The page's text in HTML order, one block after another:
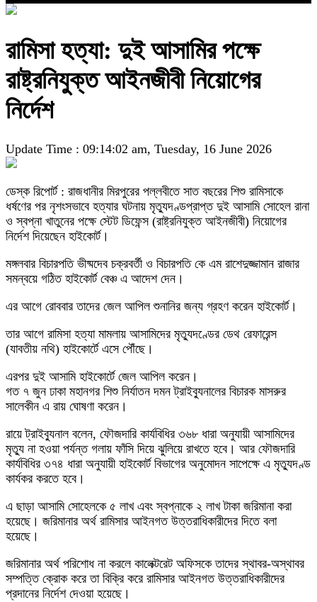
রামিসা হত্যা: দুই আসামির পক্ষে
রাষ্ট্রনিযুক্ত আইনজীবী নিয়োগের
নির্দেশ
Update Time : 09:14:02 am, Tuesday, 16 June 2026
ডেস্ক রিপোর্ট : রাজধানীর মিরপুরের পল্লবীতে সাত বছরের শিশু রামিসাকে
ধর্ষণের পর নৃশংসভাবে হত্যার ঘটনায় মৃত্যুদণ্ডপ্রাপ্ত দুই আসামি সোহেল রানা
ও স্বপ্না খাতুনের পক্ষে স্টেট ডিফেন্স (রাষ্ট্রনিযুক্ত আইনজীবী) নিয়োগের
নির্দেশ দিয়েছেন হাইকোর্ট।
মঙ্গলবার বিচারপতি ভীষ্মদেব চক্রবর্তী ও বিচারপতি কে এম রাশেদুজ্জামান রাজার
সমন্বয়ে গঠিত হাইকোর্ট বেঞ্চ এ আদেশ দেন।
এর আগে রোববার তাদের জেল আপিল শুনানির জন্য গ্রহণ করেন হাইকোর্ট।
তার আগে রামিসা হত্যা মামলায় আসামিদের মৃত্যুদণ্ডের ডেথ রেফারেন্স
(যাবতীয় নথি) হাইকোর্টে এসে পৌঁছে।
এরপর দুই আসামি হাইকোর্টে জেল আপিল করেন।
গত ৭ জুন ঢাকা মহানগর শিশু নির্যাতন দমন ট্রাইব্যুনালের বিচারক মাসরুর
সালেকীন এ রায় ঘোষণা করেন।
রায়ে ট্রাইব্যুনাল বলেন, ফৌজদারি কার্যবিধির ৩৬৮ ধারা অনুযায়ী আসামিদের
মৃত্যু না হওয়া পর্যন্ত গলায় ফাঁসি দিয়ে ঝুলিয়ে রাখতে হবে। আর ফৌজদারি
কার্যবিধির ৩৭৪ ধারা অনুযায়ী হাইকোর্ট বিভাগের অনুমোদন সাপেক্ষে এ মৃত্যুদণ্ড
কার্যকর করতে হবে।
এ ছাড়া আসামি সোহেলকে ৫ লাখ এবং স্বপ্নাকে ২ লাখ টাকা জরিমানা করা
হয়েছে। জরিমানার অর্থ রামিসার আইনগত উত্তরাধিকারীদের দিতে বলা
হয়েছে।
জরিমানার অর্থ পরিশোধ না করলে কালেক্টরেট অফিসকে তাদের স্থাবর-অস্থাবর
সম্পত্তি ক্রোক করে তা বিক্রি করে রামিসার আইনগত উত্তরাধিকারীদের
প্রদানের নির্দেশ দেওয়া হয়েছে।